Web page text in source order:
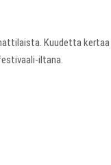
Kuudetta
iltana.